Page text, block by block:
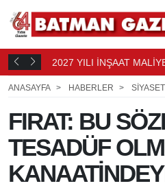
7 SAAT 2027 YILI İNŞAAT
ANASAYFA HABERLER SİYASET
FIRAT: BU
TESADÜF